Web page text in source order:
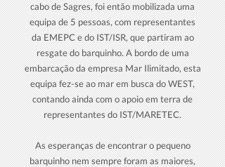
cabo de Sagres, foi então mobilizada uma
equipa de 5 pessoas, com representantes
da EMEPC e do IST/ISR, que partiram ao
resgate do barquinho. A bordo de uma
embarcação da empresa Mar Ilimitado, esta
equipa fez-se ao mar em busca do WEST,
contando ainda com o apoio em terra de
representantes do IST/MARETEC.
As esperanças de encontrar o pequeno
barquinho nem sempre foram as maiores,